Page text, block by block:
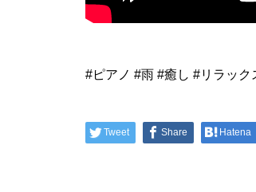
#ピアノ #雨 #癒し #リラッ
Tweet Share Hatena